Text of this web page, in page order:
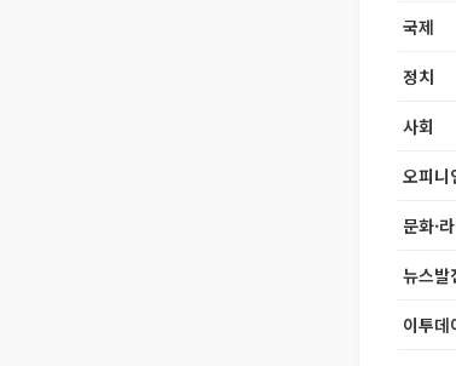
국제
정치
사회
오피니
문화·
뉴스발
이투데